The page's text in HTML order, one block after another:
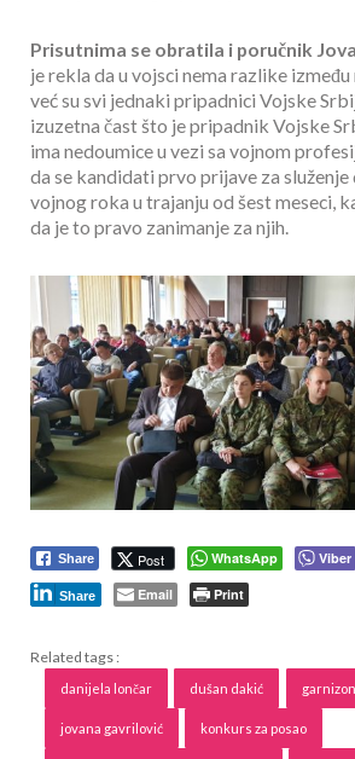
Prisutnima se obratila i poručnik
je rekla da u vojsci nema razlike između
već su svi jednaki pripadnici Vojske
izuzetna čast što je pripadnik Vojske
ima nedoumice u vezi sa vojnom
da se kandidati prvo prijave za
vojnog roka u trajanju od šest meseci,
da je to pravo zanimanje za njih.
Share Post WhatsApp Viber
Share Email Print
Related tags :
danijela lončar dušan dakić
jovana gavrilović konkurs za posao